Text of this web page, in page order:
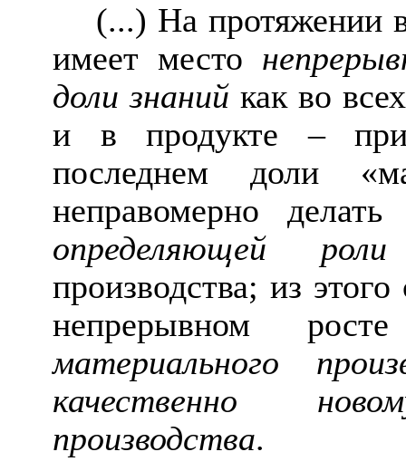
(...) На протяжении
имеет место
доли знаний как во
и в продукте – при
последнем доли
неправомерно
определяющей роли
производства; из
непрерывном
материального
качественно
производства.